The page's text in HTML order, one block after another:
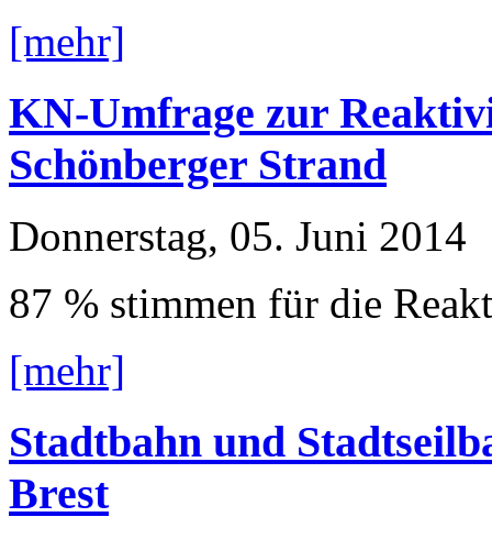
[mehr]
KN-Umfrage zur
Schönberger Strand
Donnerstag, 05. Juni 2014
87 % stimmen für die
[mehr]
Stadtbahn und
Brest